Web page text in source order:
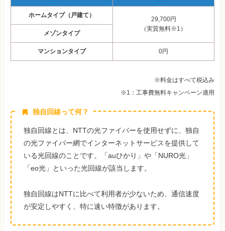
ホームタイプ（戸建て）
29,700円
（実質無料※1）
メゾンタイプ
マンションタイプ 0円
※料金はすべて税込み
※1：工事費無料キャンペーン適用
独自回線って何？
独自回線とは、NTTの光ファイバーを使用せずに、独自
の光ファイバー網でインターネットサービスを提供して
いる光回線のことです。「auひかり」や「NURO光」
「eo光」といった光回線が該当します。
独自回線はNTTに比べて利用者が少ないため、通信速度
が安定しやすく、特に速い特徴があります。